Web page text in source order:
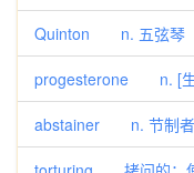
Quinton n. 五弦琴
progesterone n. [生
abstainer n. 节制者